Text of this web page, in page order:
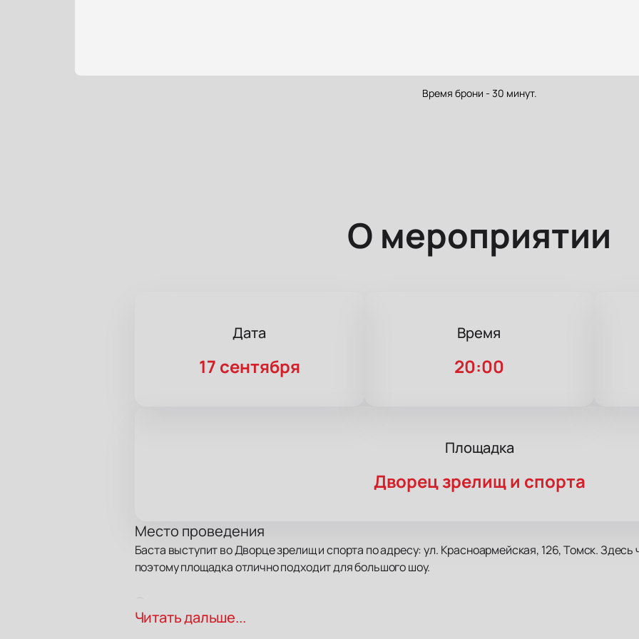
Время брони - 30 минут.
О мероприятии
Дата
17 сентября
Время
20:00
Площадка
Дворец зрелищ и спорта
Место проведения
Баста выступит во Дворце зрелищ и спорта по адресу: ул. Красноармейская, 126, Томск.
поэтому площадка отлично подходит для большого шоу.
Баста много лет радует слушателей своими песнями и всегда собирает полные залы. Гости
Читать дальше...